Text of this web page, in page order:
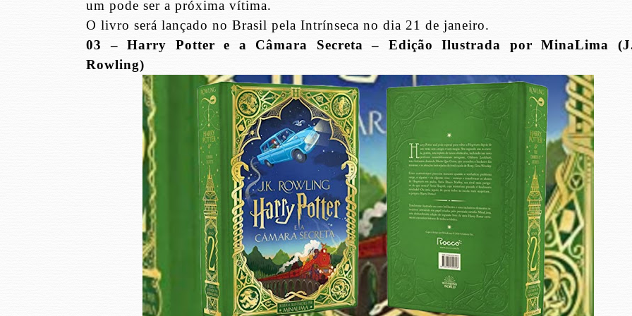
um pode ser a próxima vítima.
O livro será lançado no Brasil pela Intrínseca no dia 21 de janeiro.
03 – Harry Potter e a Câmara Secreta – Edição Ilustrada por MinaLima
Rowling)